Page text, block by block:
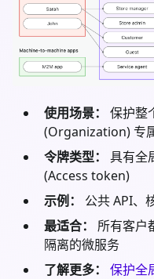
使用场景：
保护整
(Organization) 专属
令牌类型：
具有全
(Access token)
示例：
公共 API、
最适合：
所有客户
隔离的微服务
了解更多：
保护全